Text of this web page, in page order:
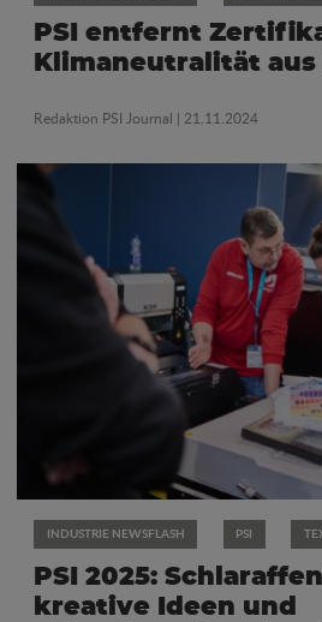
PSI entfernt
Klimaneutralität
Redaktion PSI Journal | 21.11.2024
INDUSTRIE NEWSFLASH PSI
PSI 2025:
kreative Ideen und